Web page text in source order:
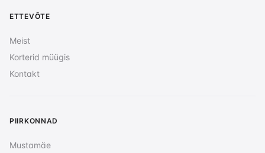
ETTEVÕTE
Meist
Korterid müügis
Kontakt
PIIRKONNAD
Mustamäe